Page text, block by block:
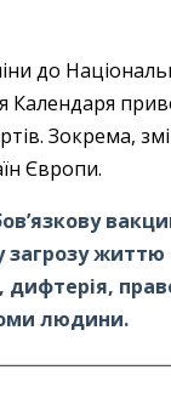
до
Зокрема,
Європи.
дифтерія,
людини.